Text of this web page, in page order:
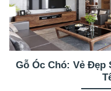
Gỗ Óc Chó: Vẻ Đẹp